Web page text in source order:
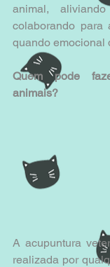
animal,
colaborando para
quando emocional
Quem pode
animais?
A acupuntura
realizada por